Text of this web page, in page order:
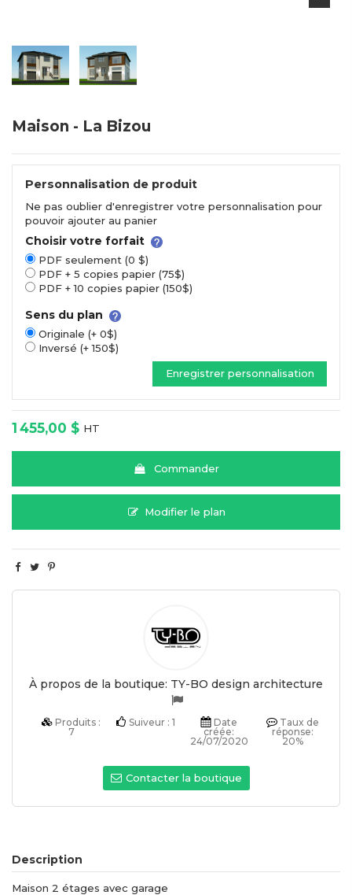
Maison - La Bizou
Personnalisation de produit
Ne pas oublier d'enregistrer votre personnalisation pour
pouvoir ajouter au panier
Choisir votre forfait
PDF seulement (0 $)
PDF + 5 copies papier (75$)
PDF + 10 copies papier (150$)
Sens du plan
Originale (+ 0$)
Inversé (+ 150$)
Enregistrer personnalisation
1 455,00 $ HT
Commander
Modifier le plan
À propos de la boutique: TY-BO design architecture
Produits :
7
Suiveur : 1
créée:
24/07/2020
réponse:
20%
Contacter la boutique
Description
Maison 2 étages avec garage